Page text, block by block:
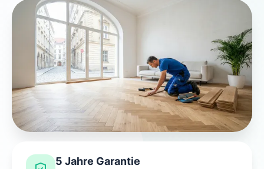
5 Jahre Garantie